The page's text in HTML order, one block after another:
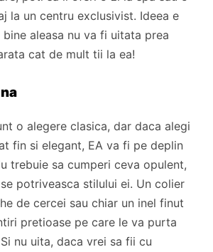
la un centru exclusivist. Ideea e
aleasa nu va fi uitata prea
cat de mult tii la ea!
o alegere clasica, dar daca alegi
fin si elegant, EA va fi pe deplin
trebuie sa cumperi ceva opulent,
potriveasca stilului ei. Un colier
de cercei sau chiar un inel finut
pretioase pe care le va purta
nu uita, daca vrei sa fii cu